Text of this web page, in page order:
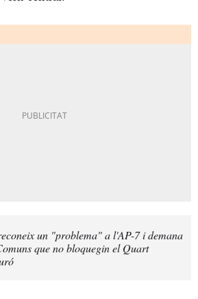
un "problema" a l'AP-7 i demana
que no bloquegin el Quart